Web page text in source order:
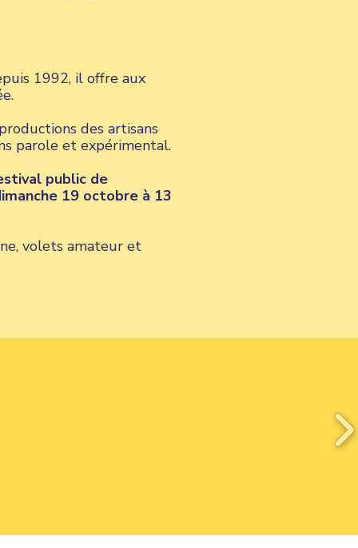
1992, il offre aux
des artisans
parole et expérimental.
public de
19 octobre à 13
volets amateur et